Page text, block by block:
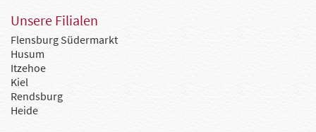
Unsere Filialen
Flensburg Südermarkt
Husum
Itzehoe
Kiel
Rendsburg
Heide